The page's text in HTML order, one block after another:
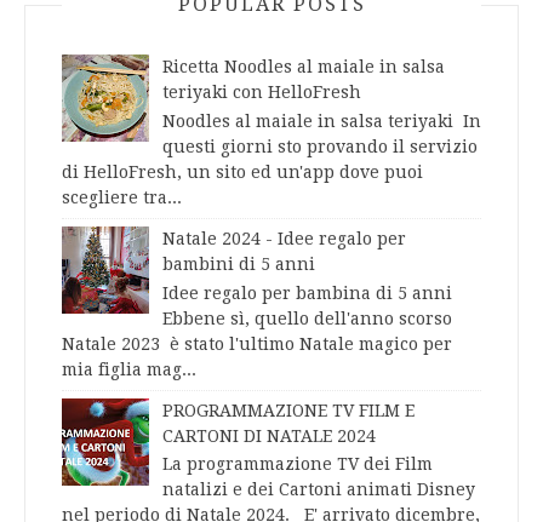
Ricetta Noodles al maiale in salsa
teriyaki con HelloFresh
Noodles al maiale in salsa teriyaki In
questi giorni sto provando il servizio
di HelloFresh, un sito ed un'app dove puoi
scegliere tra...
Natale 2024 - Idee regalo per
bambini di 5 anni
Idee regalo per bambina di 5 anni
Ebbene sì, quello dell'anno scorso
Natale 2023 è stato l'ultimo Natale magico per
mia figlia mag...
PROGRAMMAZIONE TV FILM E
CARTONI DI NATALE 2024
La programmazione TV dei Film
natalizi e dei Cartoni animati Disney
nel periodo di Natale 2024. E' arrivato dicembre,